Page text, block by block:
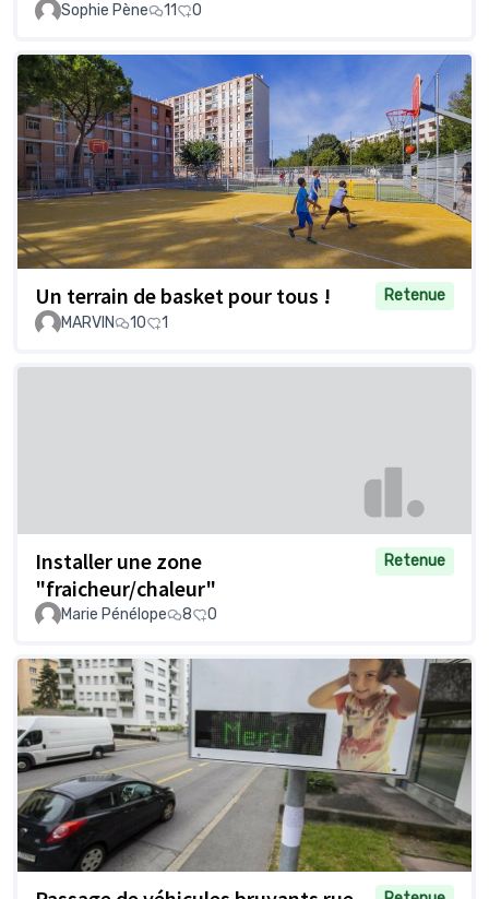
Sophie Pène 11 0
Un terrain de basket pour tous !
Retenue
MARVIN
10 1
Installer une zone
"fraicheur/chaleur"
Retenue
Marie Pénélope 8 0